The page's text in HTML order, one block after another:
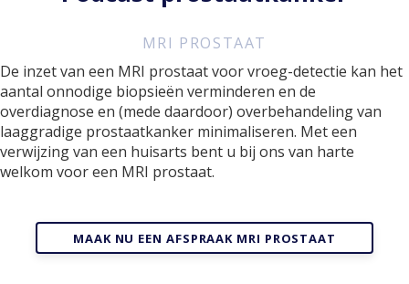
MRI PROSTAAT
De inzet van een MRI prostaat voor vroeg-detectie kan het
aantal onnodige biopsieën verminderen en de
overdiagnose en (mede daardoor) overbehandeling van
laaggradige prostaatkanker minimaliseren. Met een
verwijzing van een huisarts bent u bij ons van harte
welkom voor een MRI prostaat.
MAAK NU EEN AFSPRAAK MRI PROSTAAT